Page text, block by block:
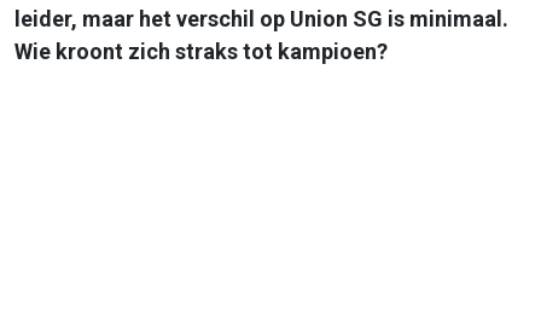
leider, maar het verschil op Union SG is minimaal.
Wie kroont zich straks tot kampioen?